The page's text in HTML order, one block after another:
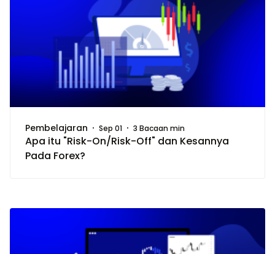
Pembelajaran Sep 01 3 Bacaan min
Apa itu "Risk-On/Risk-Off" dan Kesannya
Pada Forex?